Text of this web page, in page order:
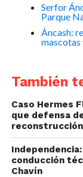
Serfor
Parque
Áncash:
También
Caso Hermes
que defensa
reconstrucción
conducción
Chavín